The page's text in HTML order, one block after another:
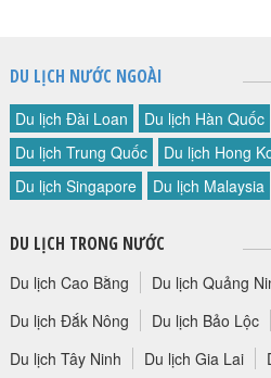
DU LỊCH NƯỚC NGOÀI
Du lịch Đài Loan Du lịch Hàn Quốc
Du lịch Trung Quốc
Du lịch Hong
Du lịch Singapore
Du lịch Malaysia
DU LỊCH TRONG NƯỚC
Du lịch Cao Bằng Du lịch Quảng
Du lịch Đắk Nông
Du lịch Bảo Lộc
Du lịch Tây Ninh
Du lịch Gia Lai